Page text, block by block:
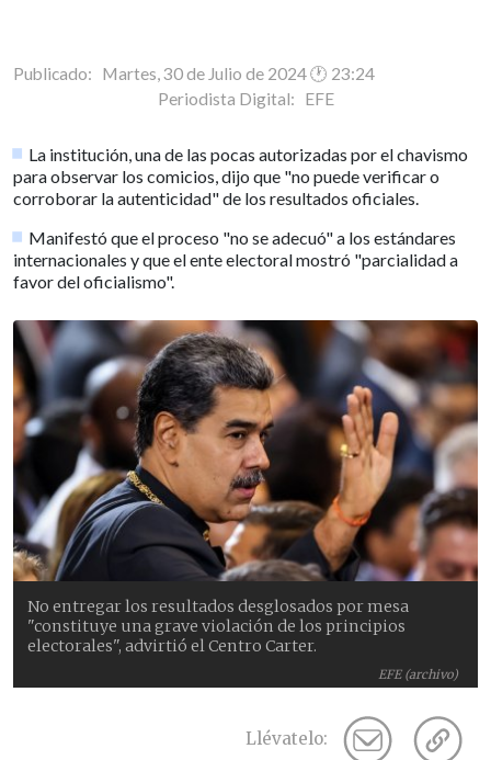
Publicado: Martes, 30 de Julio de 2024 🕐 23:24
Periodista Digital: EFE
La institución, una de las pocas autorizadas por el chavismo
para observar los comicios, dijo que "no puede verificar o
corroborar la autenticidad" de los resultados oficiales.
Manifestó que el proceso "no se adecuó" a los estándares
internacionales y que el ente electoral mostró "parcialidad a
favor del oficialismo".
EFE (archivo)
No entregar los resultados desglosados por mesa
"constituye una grave violación de los principios
electorales", advirtió el Centro Carter.
Llévatelo: